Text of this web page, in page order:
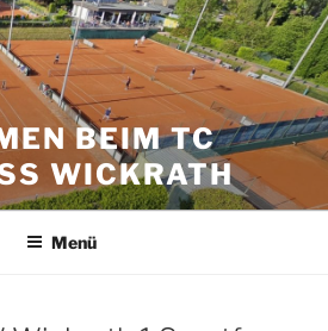
BEIM TC
WICKRATH
Menü